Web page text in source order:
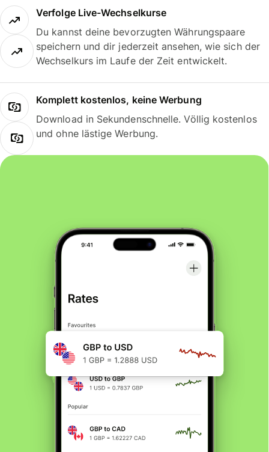
Verfolge Live-Wechselkurse
Du kannst deine bevorzugten Währungspaare
speichern und dir jederzeit ansehen, wie sich der
Wechselkurs im Laufe der Zeit entwickelt.
Komplett kostenlos, keine Werbung
Download in Sekundenschnelle. Völlig kostenlos
und ohne lästige Werbung.